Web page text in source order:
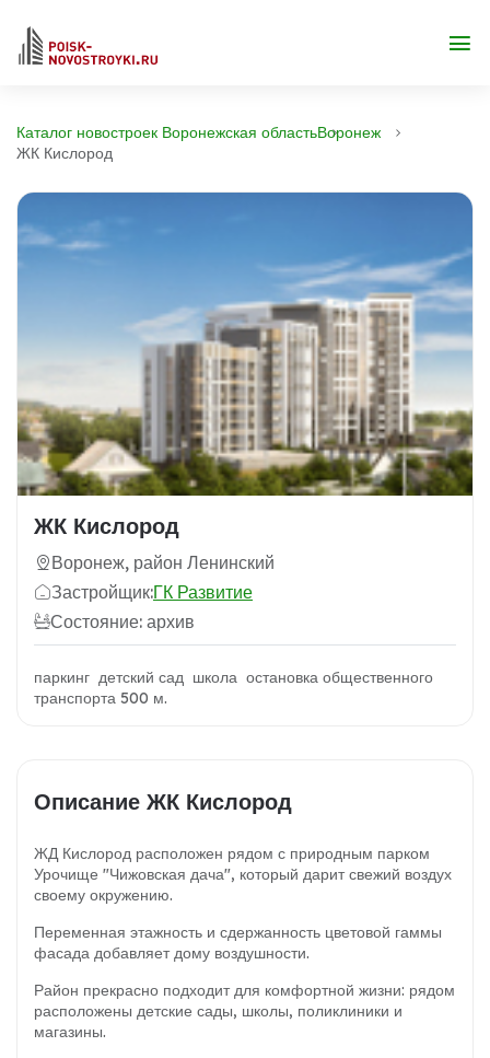
Каталог новостроек Воронежская областьВоронеж
ЖК Кислород
ЖК Кислород
Воронеж, район Ленинский
Застройщик:ГК Развитие
Состояние: архив
паркинг детский сад школа остановка общественного
транспорта 500 м.
Описание ЖК Кислород
ЖД Кислород расположен рядом с природным парком
Урочище "Чижовская дача", который дарит свежий воздух
своему окружению.
Переменная этажность и сдержанность цветовой гаммы
фасада добавляет дому воздушности.
Район прекрасно подходит для комфортной жизни: рядом
расположены детские сады, школы, поликлиники и
магазины.